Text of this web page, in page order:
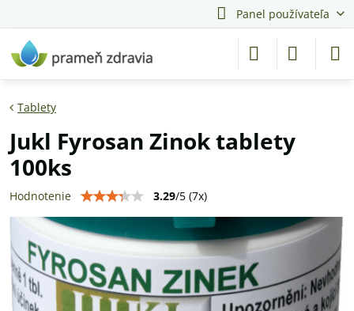
Panel používateľa
Tablety
Jukl Fyrosan Zinok tablety
100ks
Hodnotenie 3.29/5 (7x)